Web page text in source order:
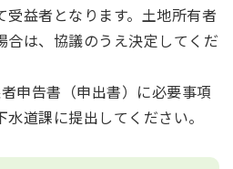
受益者となります。土地所有者
合は、協議のうえ決定してくだ
申告書（申出書）に必要事項
道課に提出してください。